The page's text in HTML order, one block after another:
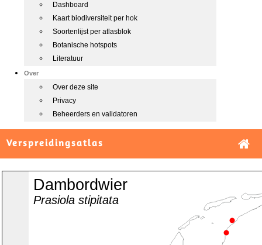
Dashboard
Kaart biodiversiteit per hok
Soortenlijst per atlasblok
Botanische hotspots
Literatuur
Over
Over deze site
Privacy
Beheerders en validatoren
Verspreidingsatlas